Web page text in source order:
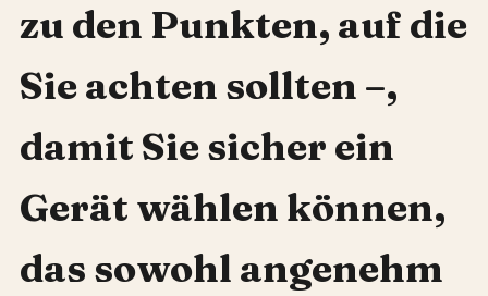
zu den Punkten, auf die
Sie achten sollten –,
damit Sie sicher ein
Gerät wählen können,
das sowohl angenehm